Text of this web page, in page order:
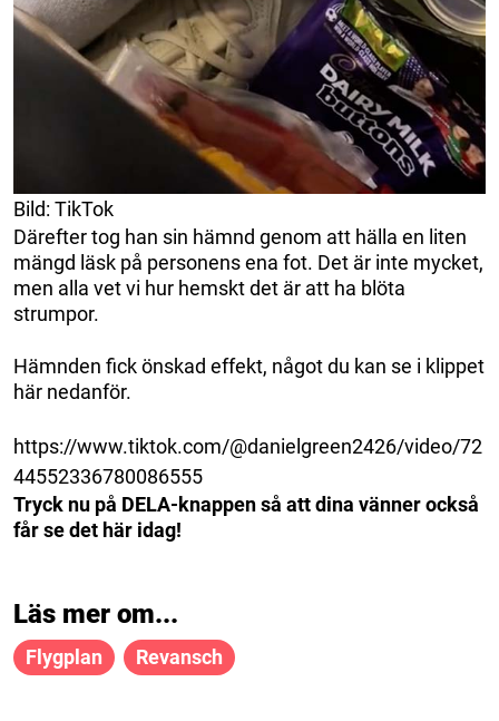
Bild: TikTok
Därefter tog han sin hämnd genom att hälla en liten
mängd läsk på personens ena fot. Det är inte mycket,
men alla vet vi hur hemskt det är att ha blöta
strumpor.
Hämnden fick önskad effekt, något du kan se i klippet
här nedanför.
https://www.tiktok.com/@danielgreen2426/video/72
44552336780086555
Tryck nu på DELA-knappen så att dina vänner också
får se det här idag!
Läs mer om...
Flygplan Revansch